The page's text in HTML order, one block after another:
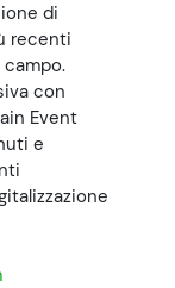
di
recenti
con
Event
e